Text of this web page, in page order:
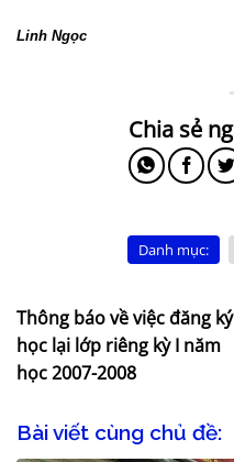
Linh Ngọc
Danh mục:
Thông báo về việc đăng ký
học lại lớp riêng kỳ I năm
học 2007-2008
Bài viết cùng chủ đề: